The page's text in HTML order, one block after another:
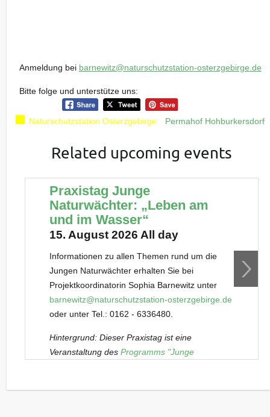
Anmeldung bei barnewitz@naturschutzstation-osterzgebirge.de
Bitte folge und unterstütze uns:
Naturschutzstation Osterzgebirge Permahof Hohburkersdorf
Related upcoming events
Praxistag Junge
Naturwächter: „Leben am
und im Wasser“
15. August 2026 All day
Informationen zu allen Themen rund um die
Jungen Naturwächter erhalten Sie bei
Projektkoordinatorin Sophia Barnewitz unter
barnewitz@naturschutzstation-osterzgebirge.de
oder unter Tel.: 0162 - 6336480.
Hintergrund: Dieser Praxistag ist eine
Veranstaltung desProgramms "Junge